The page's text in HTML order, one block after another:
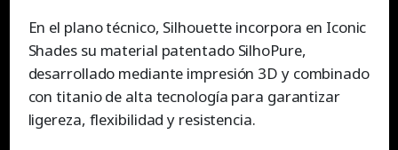
En el plano técnico, Silhouette incorpora en Iconic
Shades su material patentado SilhoPure,
desarrollado mediante impresión 3D y combinado
con titanio de alta tecnología para garantizar
ligereza, flexibilidad y resistencia.